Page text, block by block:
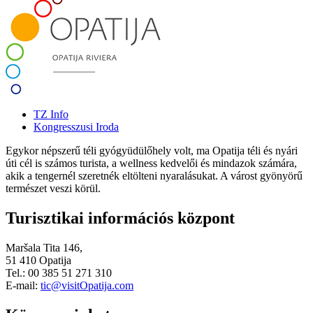
TZ Info
Kongresszusi Iroda
Egykor népszerű téli gyógyüdülőhely volt, ma Opatija téli és nyári
úti cél is számos turista, a wellness kedvelői és mindazok számára,
akik a tengernél szeretnék eltölteni nyaralásukat. A várost gyönyörű
természet veszi körül.
Turisztikai információs központ
Maršala Tita 146,
51 410 Opatija
Tel.: 00 385 51 271 310
E-mail: tic@visitOpatija.com